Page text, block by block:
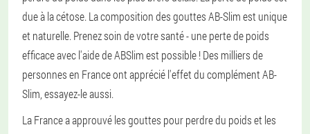
due à la cétose. La composition des gouttes AB-Slim est unique
et naturelle. Prenez soin de votre santé - une perte de poids
efficace avec l'aide de ABSlim est possible ! Des milliers de
personnes en France ont apprécié l'effet du complément AB-
Slim, essayez-le aussi.
La France a approuvé les gouttes pour perdre du poids et les